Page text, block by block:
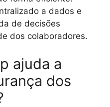
a dados e
de decisões
dos colaboradores.
ajuda a
dos